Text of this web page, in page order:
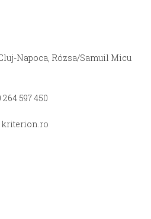
Napoca, Rózsa/Samuil Micu
597 450
kriterion.ro